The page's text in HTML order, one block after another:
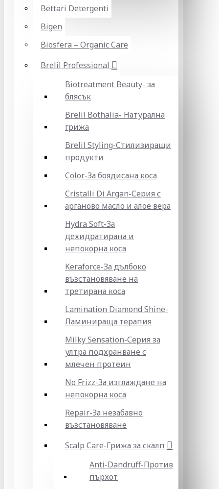
Bettari Detergenti
Bigen
Biosfera – Organic Care
Brelil Professional
Biotreatment Beauty- за
блясък
Brelil Bothalia- Натурална
грижа
Brelil Styling-Стилизиращи
продукти
Color-За боядисана коса
Cristalli Di Argan-Серия с
арганово масло и алое вера
Hydra Soft-За
дехидратирана и
непокорна коса
Keraforce-За дълбоко
възстановяване на
третирана коса
Lamination Diamond Shine-
Ламинираща терапия
Milky Sensation-Серия за
ултра подхранване с
млечен протеин
No Frizz-За изглаждане на
непокорна коса
Repair-За незабавно
възстановяване
Scalp Care-Грижа за скалп
Anti-Dandruff-Против
пърхот